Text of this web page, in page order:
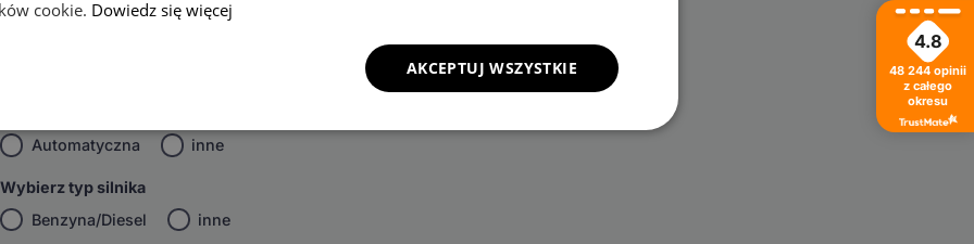
Automatyczna
inne
Wybierz typ silnika
Benzyna/Diesel
inne
4.8
48 244 opinii
z całego
okresu
cookie. Dowiedz się więcej
AKCEPTUJ WSZYSTKIE